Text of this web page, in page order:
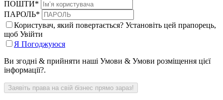
ПОШТИ*
ПАРОЛЬ*
Користувач, який повертається? Установіть цей прапорець,
щоб Увійти
Я Погоджуюся
Ви згодні & прийняти наші Умови & Умови розміщення цієї
інформації?.